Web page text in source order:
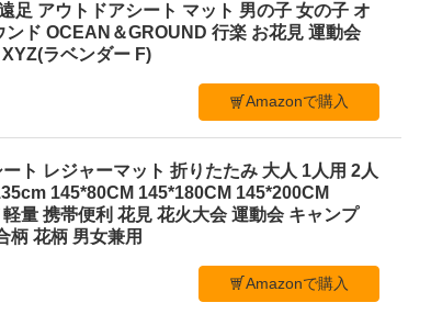
足 アウトドアシート マット 男の子 女の子 オ
ンド OCEAN＆GROUND 行楽 お花見 運動会
ラベンダー F)
Amazonで購入
ト レジャーマット 折りたたみ 大人 1人用 2人
145*80CM 145*180CM 145*200CM
量 携帯便利 花見 花火大会 運動会 キャンプ
柄 花柄 男女兼用
Amazonで購入